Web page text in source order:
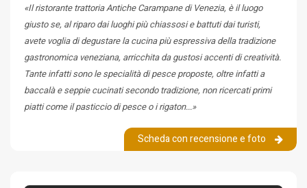
«Il ristorante trattoria Antiche Carampane di Venezia, è il luogo
giusto se, al riparo dai luoghi più chiassosi e battuti dai turisti,
avete voglia di degustare la cucina più espressiva della tradizione
gastronomica veneziana, arricchita da gustosi accenti di creatività.
Tante infatti sono le specialità di pesce proposte, oltre infatti a
baccalà e seppie cucinati secondo tradizione, non ricercati primi
piatti come il pasticcio di pesce o i rigaton...»
Scheda con recensione e foto